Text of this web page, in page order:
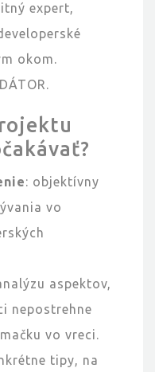
expert,
okom.
: objektívny
vo
aspektov,
nepostrehne
vo vreci.
tipy, na